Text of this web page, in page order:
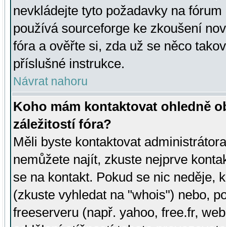
nevkládejte tyto požadavky na
používá sourceforge ke zkoušení
fóra a ověřte si, zda už se něco
příslušné instrukce.
Návrat nahoru
Koho mám kontaktovat ohledně
záležitostí fóra?
Měli byste kontaktovat
nemůžete najít, zkuste nejprve
se na kontakt. Pokud se nic neděje,
(zkuste vyhledat na "whois") nebo,
freeserveru (např. yahoo, free.fr,